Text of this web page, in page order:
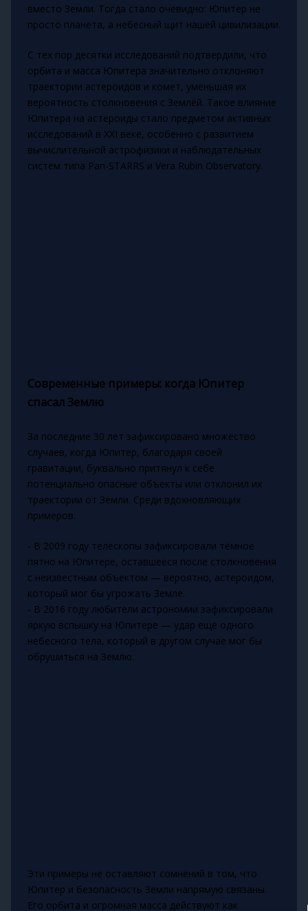
вместо Земли. Тогда стало очевидно: Юпитер не
просто планета, а небесный щит нашей цивилизации.
С тех пор десятки исследований подтвердили, что
орбита и масса Юпитера значительно отклоняют
траектории астероидов и комет, уменьшая их
вероятность столкновения с Землёй. Такое влияние
Юпитера на астероиды стало предметом активных
исследований в XXI веке, особенно с развитием
вычислительной астрофизики и наблюдательных
систем типа Pan-STARRS и Vera Rubin Observatory.
Современные примеры: когда Юпитер
спасал Землю
За последние 30 лет зафиксировано множество
случаев, когда Юпитер, благодаря своей
гравитации, буквально притянул к себе
потенциально опасные объекты или отклонил их
траектории от Земли. Среди вдохновляющих
примеров:
- В 2009 году телескопы зафиксировали тёмное
пятно на Юпитере, оставшееся после столкновения
с неизвестным объектом — вероятно, астероидом,
который мог бы угрожать Земле.
- В 2016 году любители астрономии зафиксировали
яркую вспышку на Юпитере — удар ещё одного
небесного тела, который в другом случае мог бы
обрушиться на Землю.
Эти примеры не оставляют сомнений в том, что
Юпитер и безопасность Земли напрямую связаны.
Его орбита и огромная масса действуют как